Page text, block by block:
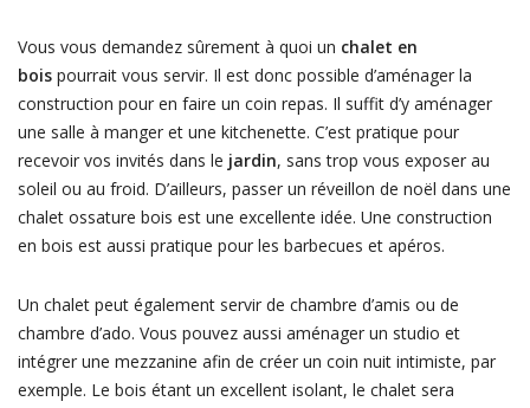
Vous vous demandez sûrement à quoi un chalet en
boispourrait vous servir. Il est donc possible d’aménager la
construction pour en faire un coin repas. Il suffit d’y aménager
une salle à manger et une kitchenette. C’est pratique pour
recevoir vos invités dans le jardin, sans trop vous exposer au
soleil ou au froid. D’ailleurs, passer un réveillon de noël dans une
chalet ossature bois est une excellente idée. Une construction
en bois est aussi pratique pour les barbecues et apéros.
Un chalet peut également servir de chambre d’amis ou de
chambre d’ado. Vous pouvez aussi aménager un studio et
intégrer une mezzanine afin de créer un coin nuit intimiste, par
exemple. Le bois étant un excellent isolant, le chalet sera